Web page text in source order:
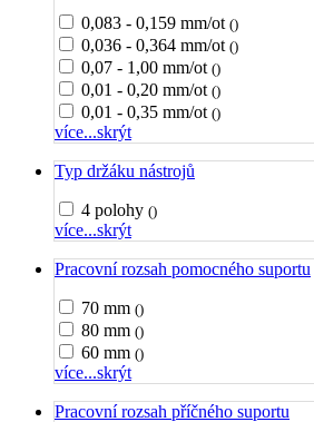
0,083 - 0,159 mm/ot ()
0,036 - 0,364 mm/ot ()
0,07 - 1,00 mm/ot ()
0,01 - 0,20 mm/ot ()
0,01 - 0,35 mm/ot ()
více...skrýt
Typ držáku nástrojů
4 polohy ()
více...skrýt
Pracovní rozsah pomocného suportu
70 mm ()
80 mm ()
60 mm ()
více...skrýt
Pracovní rozsah příčného suportu